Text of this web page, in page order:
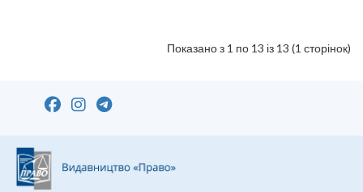
Показано з 1 по 13 із 13 (1 сторінок)